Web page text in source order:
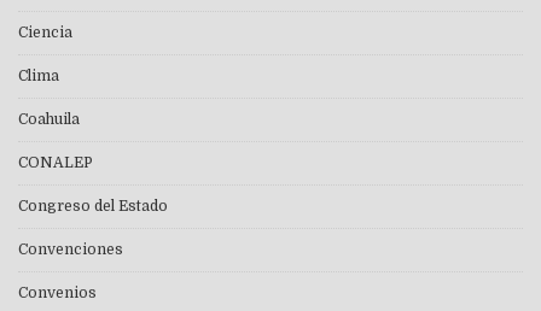
Ciencia
Clima
Coahuila
CONALEP
Congreso del Estado
Convenciones
Convenios